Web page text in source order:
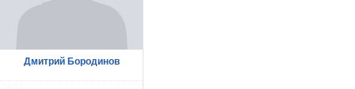
Дмитрий Бородинов